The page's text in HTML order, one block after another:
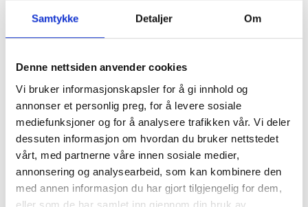
Samtykke Detaljer Om
Denne nettsiden anvender cookies
Vi bruker informasjonskapsler for å gi innhold og
annonser et personlig preg, for å levere sosiale
mediefunksjoner og for å analysere trafikken vår. Vi deler
dessuten informasjon om hvordan du bruker nettstedet
vårt, med partnerne våre innen sosiale medier,
annonsering og analysearbeid, som kan kombinere den
med annen informasjon du har gjort tilgjengelig for dem,
eller som de har samlet inn gjennom din bruk av
DMC Perlegarn no 8,
796
kr70,00
Legg i handlekurv
Bånd til Fanabunad
Mørkegrønn 864
kr35,00 – kr50,00
kr35,00
til
Dette
produktet
har